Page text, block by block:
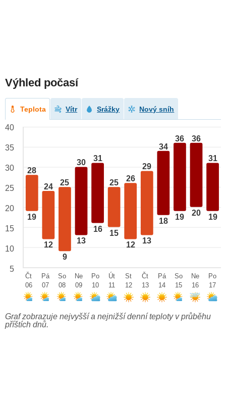
Výhled počasí
Teplota Vítr Srážky Nový sníh
28
19
24
12
25
9
30
13
31
16
25
15
26
12
29
13
34
18
36
19
36
20
31
19
40
35
30
25
20
15
10
5
Čt
06
Pá
07
So
08
Ne
09
Po
10
Út
11
St
12
Čt
13
Pá
14
So
15
Ne
16
Po
17
Graf zobrazuje nejvyšší a nejnižší denní teploty v průběhu
příštích dnů.